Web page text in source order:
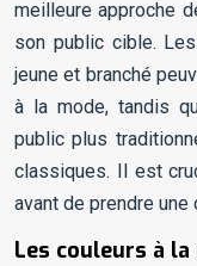
meilleure approche
son public cible.
jeune et branché
à la mode, tandis
public plus
classiques. Il est
avant de prendre une
Les couleurs à